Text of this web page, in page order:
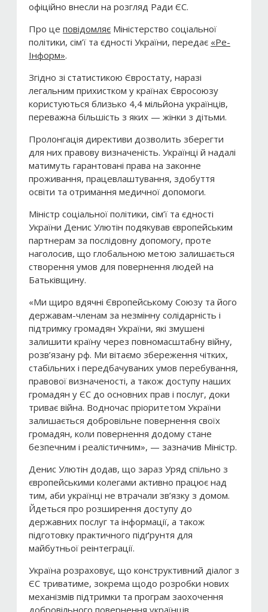
офіційно внесли на розгляд Ради ЄС.
Про це повідомляє Міністерство соціальної
політики, сім’ї та єдності України, передає «Ре-
Інформ».
Згідно зі статистикою Євростату, наразі
легальним прихистком у країнах Євросоюзу
користуються близько 4,4 мільйона українців,
переважна більшість з яких — жінки з дітьми.
Пролонгація директиви дозволить зберегти
для них правову визначеність. Українці й надалі
матимуть гарантовані права на законне
проживання, працевлаштування, здобуття
освіти та отримання медичної допомоги.
Міністр соціальної політики, сім’ї та єдності
України Денис Улютін подякував європейським
партнерам за послідовну допомогу, проте
наголосив, що глобальною метою залишається
створення умов для повернення людей на
Батьківщину.
«Ми щиро вдячні Європейському Союзу та його
державам-членам за незмінну солідарність і
підтримку громадян України, які змушені
залишити країну через повномасштабну війну,
розв’язану рф. Ми вітаємо збереження чітких,
стабільних і передбачуваних умов перебування,
правової визначеності, а також доступу наших
громадян у ЄС до основних прав і послуг, доки
триває війна. Водночас пріоритетом України
залишається добровільне повернення своїх
громадян, коли повернення додому стане
безпечним і реалістичним», — зазначив Міністр.
Денис Улютін додав, що зараз Уряд спільно з
європейськими колегами активно працює над
тим, аби українці не втрачали зв’язку з домом.
Йдеться про розширення доступу до
державних послуг та інформації, а також
підготовку практичного підґрунтя для
майбутньої реінтеграції.
Україна розраховує, що конструктивний діалог з
ЄС триватиме, зокрема щодо розробки нових
механізмів підтримки та програм заохочення
добровільного повернення українців.